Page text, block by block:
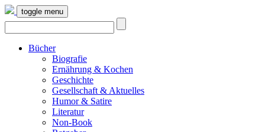
toggle menu
Bücher
Biografie
Ernährung & Kochen
Geschichte
Gesellschaft & Aktuelles
Humor & Satire
Literatur
Non-Book